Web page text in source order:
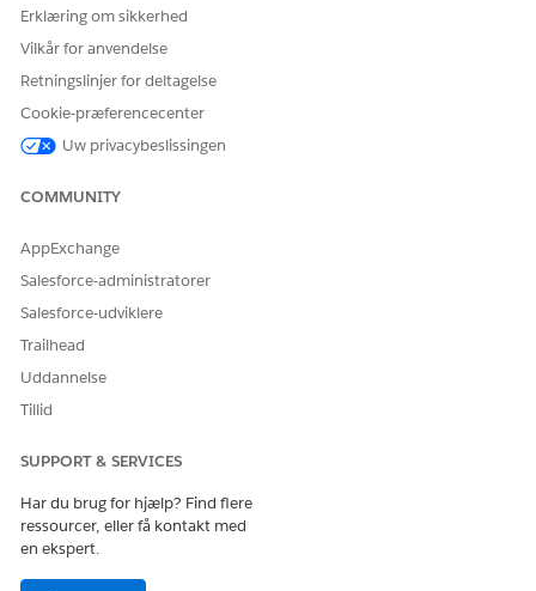
prissætning og pakkede produkter under
opdelingsprocessen.
Opdel tilbud i flere bestillinger
Lås større fleksibilitet op i din salgsproces ved at oprette
flere uafhængige bestillinger fra et enkelt tilbud.
Segmentering af et tilbud hjælper med at strømline
fakturering. Opret f.eks. separate bestillinger ved at bruge
forsendelsesplaceringer, modtagere eller startdatoer.
Erklæring om sikkerhed
Vilkår for anvendelse
Retningslinjer for deltagelse
Cookie-præferencecenter
Uw privacybeslissingen
COMMUNITY
AppExchange
Salesforce-administratorer
Salesforce-udviklere
Trailhead
Uddannelse
Tillid
SUPPORT & SERVICES
Har du brug for hjælp? Find flere
ressourcer, eller få kontakt med
en ekspert.